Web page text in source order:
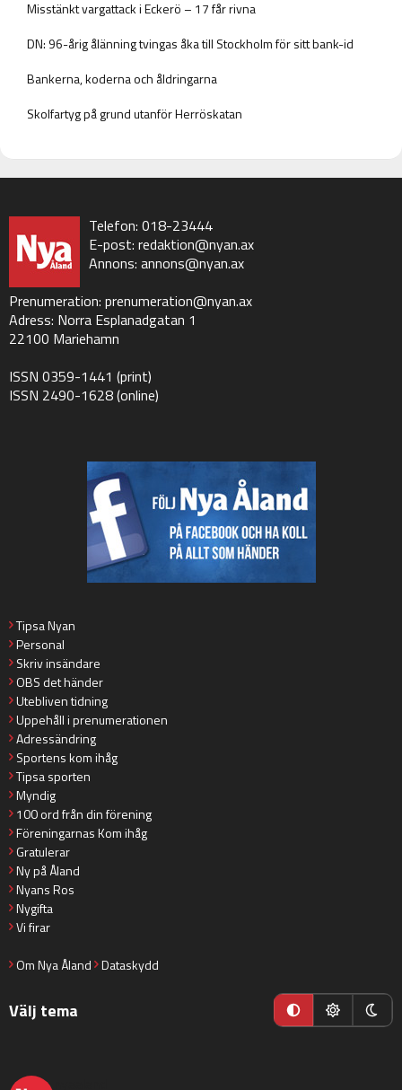
Misstänkt vargattack i Eckerö – 17 får rivna
DN: 96-årig ålänning tvingas åka till Stockholm för sitt bank-id
Bankerna, koderna och åldringarna
Skolfartyg på grund utanför Herröskatan
Telefon: 018-23444
E-post: redaktion@nyan.ax
Annons: annons@nyan.ax
Prenumeration: prenumeration@nyan.ax
Adress: Norra Esplanadgatan 1
22100 Mariehamn
ISSN 0359-1441 (print)
ISSN 2490-1628 (online)
Tipsa Nyan
Personal
Skriv insändare
OBS det händer
Utebliven tidning
Uppehåll i prenumerationen
Adressändring
Sportens kom ihåg
Tipsa sporten
Myndig
100 ord från din förening
Föreningarnas Kom ihåg
Gratulerar
Ny på Åland
Nyans Ros
Nygifta
Vi firar
Om Nya Åland Dataskydd
Välj tema